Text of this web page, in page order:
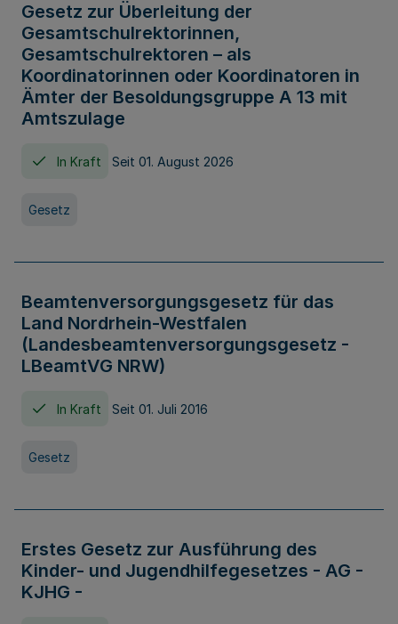
Gesetz zur Überleitung der
Gesamtschulrektorinnen,
Gesamtschulrektoren – als
Koordinatorinnen oder Koordinatoren in
Ämter der Besoldungsgruppe A 13 mit
Amtszulage
In Kraft Seit 01. August 2026
Gesetz
Beamtenversorgungsgesetz für das
Land Nordrhein-Westfalen
(Landesbeamtenversorgungsgesetz -
LBeamtVG NRW)
In Kraft Seit 01. Juli 2016
Gesetz
Erstes Gesetz zur Ausführung des
Kinder- und Jugendhilfegesetzes - AG -
KJHG -